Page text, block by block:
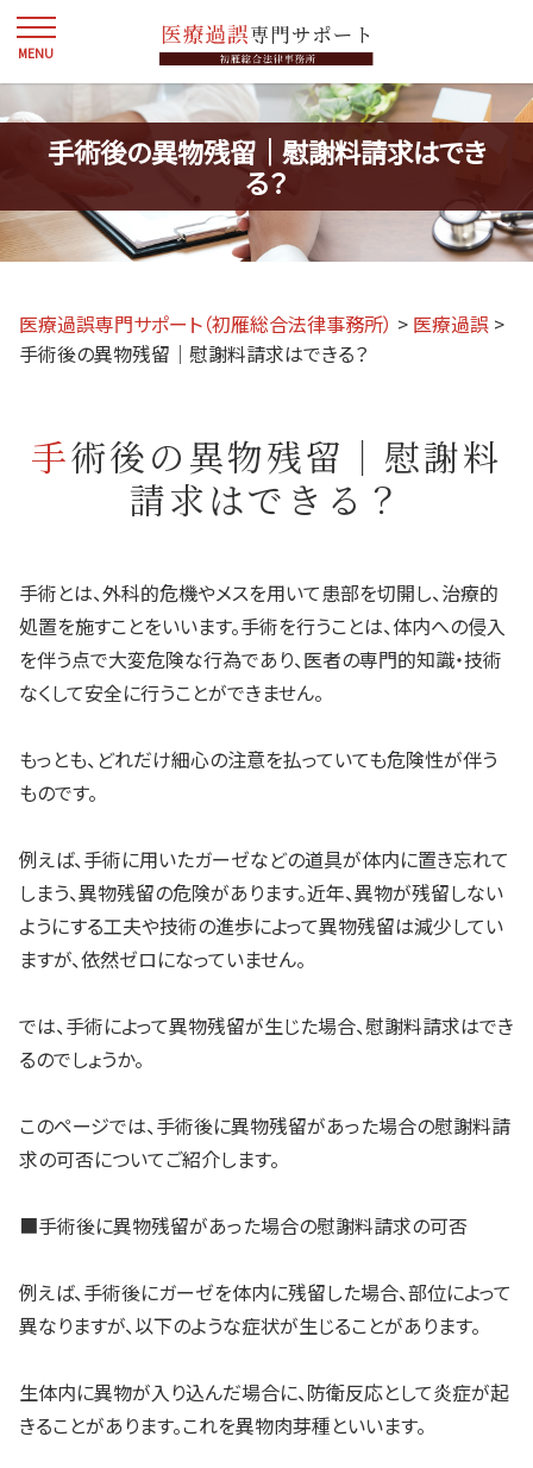
手術後の異物残留｜慰謝料請求はでき
る？
医療過誤専門サポート（初雁総合法律事務所） > 医療過誤 >
手術後の異物残留｜慰謝料請求はできる？
手術後の異物残留｜慰謝料
請求はできる？
手術とは、外科的危機やメスを用いて患部を切開し、治療的
処置を施すことをいいます。手術を行うことは、体内への侵入
を伴う点で大変危険な行為であり、医者の専門的知識・技術
なくして安全に行うことができません。
もっとも、どれだけ細心の注意を払っていても危険性が伴う
ものです。
例えば、手術に用いたガーゼなどの道具が体内に置き忘れて
しまう、異物残留の危険があります。近年、異物が残留しない
ようにする工夫や技術の進歩によって異物残留は減少してい
ますが、依然ゼロになっていません。
では、手術によって異物残留が生じた場合、慰謝料請求はでき
るのでしょうか。
このページでは、手術後に異物残留があった場合の慰謝料請
求の可否についてご紹介します。
■手術後に異物残留があった場合の慰謝料請求の可否
例えば、手術後にガーゼを体内に残留した場合、部位によって
異なりますが、以下のような症状が生じることがあります。
生体内に異物が入り込んだ場合に、防衛反応として炎症が起
きることがあります。これを異物肉芽種といいます。